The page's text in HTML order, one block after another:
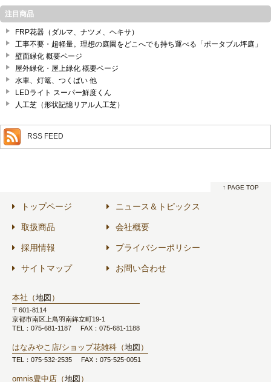
注目商品
FRP花器（ダルマ、ナツメ、ヘキサ）
工事不要・超軽量。理想の庭園をどこへでも持ち運べる「ポータブル坪庭」
壁面緑化 概要ページ
屋外緑化・屋上緑化 概要ページ
水車、灯篭、つくばい 他
LEDライト スーパー鮮度くん
人工芝（形状記憶リアル人工芝）
RSS FEED
↑ PAGE TOP
トップページ
取扱商品
採用情報
サイトマップ
ニュース＆トピックス
会社概要
プライバシーポリシー
お問い合わせ
本社（地図 ）
〒601-8114
京都市南区上鳥羽南鉾立町19-1
TEL：075-681-1187
FAX：075-681-1188
はなみやこ店/ショップ花雑科（地図 ）
TEL：075-532-2535 FAX：075-525-0051
omnis豊中店（地図 ）